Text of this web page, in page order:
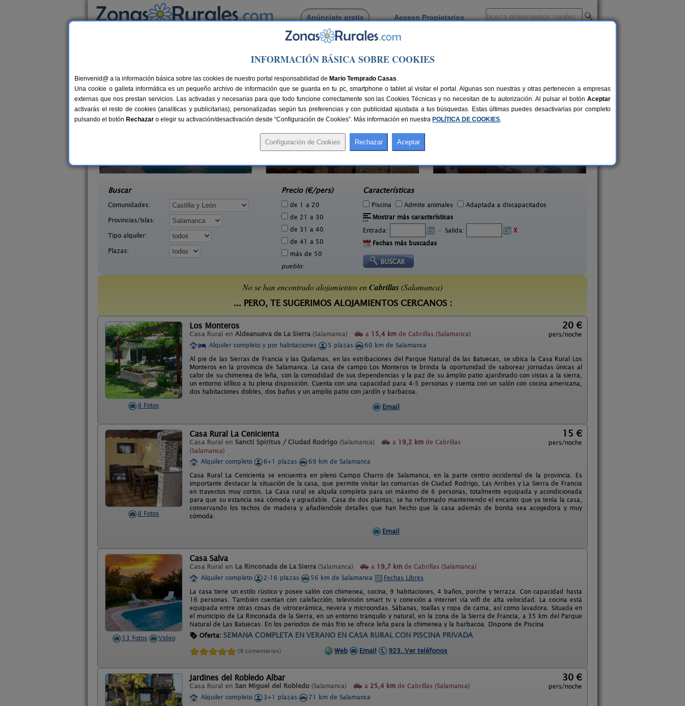
Anúnciate gratis Acceso Propietarios
Busca por pueblo
> Cabrillas
Casas Rurales cerca de Cabrillas
8+2 pers.
15 €
El Carrascal
Valdefuentes de Sangusín
San Miguel de Valero
Buscar
Comunidades:
Provincias/Islas:
Tipo alquiler:
Plazas:
Precio (€/pers)
de 1 a 20
de 21 a 30
de 31 a 40
de 41 a 50
más de 50
pueblo:
Características
Piscina Admite animales
Adaptada a discapacitados
Mostrar más características
Entrada:
- Salida:
X
Fechas más buscadas
No se han encontrado alojamientos enCabrillas(Salamanca)
... PERO, TE SUGERIMOS ALOJAMIENTOS CERCANOS :
8 Fotos
Los Monteros
Casa Rural en Aldeanueva de La Sierra (Salamanca) a 15,4 km de Cabrillas (Salamanca)
20 €
pers/noche
Alquiler completo y por habitaciones
5 plazas
60 km de Salamanca
Al pie de las Sierras de Francia y las Quilamas, en las estribaciones del Parque Natural de las Batuecas, se ubica la Casa Rural Los
Monteros en la provincia de Salamanca. La casa de campo Los Monteros te brinda la oportunidad de saborear jornadas únicas al
calor de su chimenea de leña, con la comodidad de sus dependencias y la paz de su ámplio patio ajardinado con vistas a la sierra,
un entorno idílico a tu plena disposición. Cuenta con una capacidad para 4-5 personas y cuenta con un salón con cocina americana,
dos habitaciones dobles, dos baños y un amplio patio con jardín y barbacoa.
Email
8 Fotos
Casa Rural La Cenicienta
Casa Rural en Sancti Spiritus / Ciudad Rodrigo (Salamanca) a 19,2 km de Cabrillas
(Salamanca)
15 €
pers/noche
Alquiler completo 6+1 plazas
69 km de Salamanca
Casa Rural La Cenicienta se encuentra en pleno Campo Charro de Salamanca, en la parte centro occidental de la provincia. Es
importante destacar la situación de la casa, que permite visitar las comarcas de Ciudad Rodrigo, Las Arribes y La Sierra de Francia
en trayectos muy cortos. La Casa rural se alquila completa para un máximo de 6 personas, totalmente equipada y acondicionada
para que su estancia sea cómoda y agradable. Casa de dos plantas; se ha reformado manteniendo el encanto que ya tenía la casa,
conservando los techos de madera y añadiendole detalles que han hecho que la casa además de bonita sea acogedora y muy
cómoda.
Email
53 Fotos Video
Casa Salva
Casa Rural en La Rinconada de La Sierra (Salamanca) a 19,7 km de Cabrillas (Salamanca)
Alquiler completo
2-16 plazas 56 km de Salamanca
Fechas Libres
La casa tiene un estilo rústico y posee salón con chimenea, cocina, 9 habitaciones, 4 baños, porche y terraza. Con capacidad hasta
16 personas. También cuentan con calefacción, televisión smart tv y conexión a internet vía wifi de alta velocidad. La cocina está
equipada entre otras cosas de vitrocerámica, nevera y microondas. Sábanas, toallas y ropa de cama, así como lavadora. Situada en
el municipio de La Rinconada de la Sierra, en un entorno tranquilo y natural, en la zona de la Sierra de Francia, a 35 km del Parque
Natural de Las Batuecas. En los periodos de más frio se ofrece leña para la chimenea y la barbacoa. Dispone de Piscina
Oferta: SEMANA COMPLETA EN VERANO EN CASA RURAL CON PISCINA PRIVADA
(6 comentarios) Web Email 923..Ver teléfonos
Jardines del Robledo Albar
Casa Rural en San Miguel del Robledo (Salamanca) a 25,4 km de Cabrillas (Salamanca)
30 €
pers/noche
Alquiler completo
3+1 plazas
71 km de Salamanca
INFORMACIÓN BÁSICA SOBRE COOKIES
Bienvenid@ a la información básica sobre las cookies de nuestro portal responsabilidad de Mario Temprado Casas.
Una cookie o galleta informática es un pequeño archivo de información que se guarda en tu pc, smartphone o tablet al visitar el portal. Algunas son nuestras y otras pertenecen a empresas
externas que nos prestan servicios. Las activadas y necesarias para que todo funcione correctamente son las Cookies Técnicas y no necesitan de tu autorización. Al pulsar el botón Aceptar
activarás el resto de cookies (analíticas y publicitarias), personalizadas según tus preferencias y con publicidad ajustada a tus búsquedas. Estas últimas puedes desactivarlas por completo
pulsando el botón Rechazar o elegir su activación/desactivación desde “Configuración de Cookies”. Más información en nuestra POLÍTICA DE COOKIES.